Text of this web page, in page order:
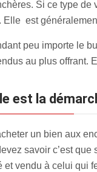
. Si ce type de
Elle est
peu importe le
au plus offrant.
est la
un bien aux
savoir c’est
et vendu à celui qui